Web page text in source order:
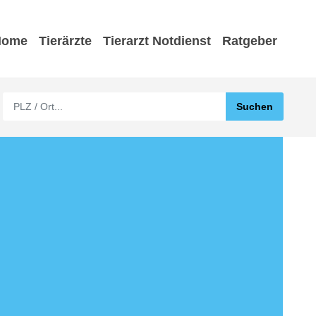
Tierärzte Tierarzt Notdienst Ratgeber